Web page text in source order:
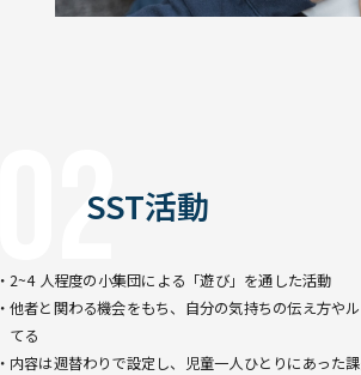
02
SST活動
・2~4 人程度の小集団による「遊び」を通した活動
・他者と関わる機会をもち、自分の気持ちの伝え方や
てる
・内容は週替わりで設定し、児童一人ひとりにあった